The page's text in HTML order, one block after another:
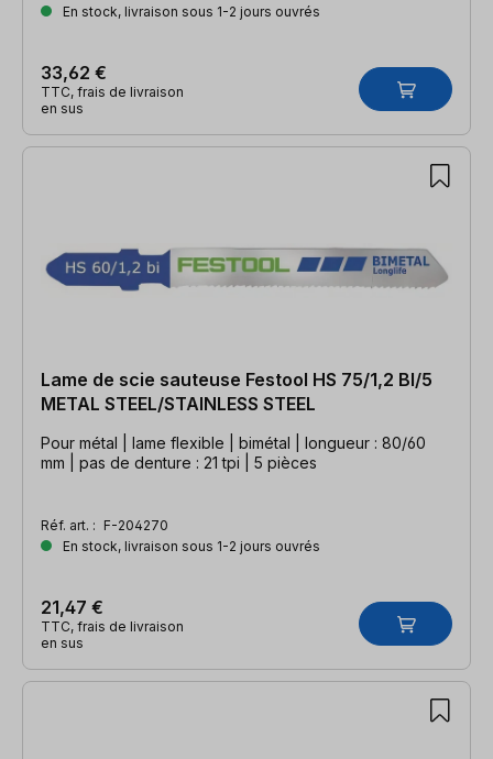
En stock, livraison sous 1-2 jours ouvrés
33,62 €
TTC, frais de livraison
en sus
Lame de scie sauteuse Festool HS 75/1,2 BI/5
METAL STEEL/STAINLESS STEEL
Pour métal | lame flexible | bimétal | longueur : 80/60
mm | pas de denture : 21 tpi | 5 pièces
Réf. art. : F-204270
En stock, livraison sous 1-2 jours ouvrés
21,47 €
TTC, frais de livraison
en sus